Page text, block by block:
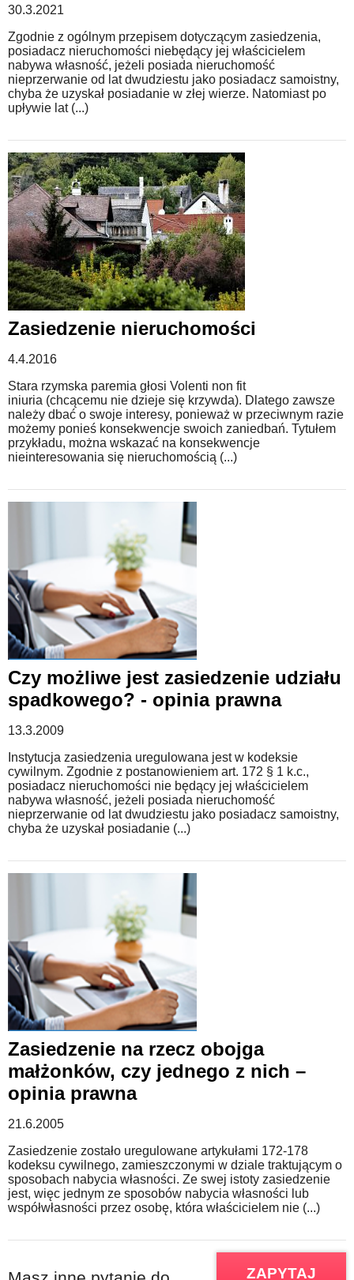
30.3.2021
Zgodnie z ogólnym przepisem dotyczącym zasiedzenia,
posiadacz nieruchomości niebędący jej właścicielem
nabywa własność, jeżeli posiada nieruchomość
nieprzerwanie od lat dwudziestu jako posiadacz samoistny,
chyba że uzyskał posiadanie w złej wierze. Natomiast po
upływie lat (...)
Zasiedzenie nieruchomości
4.4.2016
Stara rzymska paremia głosi Volenti non fit
iniuria (chcącemu nie dzieje się krzywda). Dlatego zawsze
należy dbać o swoje interesy, ponieważ w przeciwnym razie
możemy ponieś konsekwencje swoich zaniedbań. Tytułem
przykładu, można wskazać na konsekwencje
nieinteresowania się nieruchomością (...)
Czy możliwe jest zasiedzenie udziału
spadkowego? - opinia prawna
13.3.2009
Instytucja zasiedzenia uregulowana jest w kodeksie
cywilnym. Zgodnie z postanowieniem art. 172 § 1 k.c.,
posiadacz nieruchomości nie będący jej właścicielem
nabywa własność, jeżeli posiada nieruchomość
nieprzerwanie od lat dwudziestu jako posiadacz samoistny,
chyba że uzyskał posiadanie (...)
Zasiedzenie na rzecz obojga
małżonków, czy jednego z nich –
opinia prawna
21.6.2005
Zasiedzenie zostało uregulowane artykułami 172-178
kodeksu cywilnego, zamieszczonymi w dziale traktującym o
sposobach nabycia własności. Ze swej istoty zasiedzenie
jest, więc jednym ze sposobów nabycia własności lub
współwłasności przez osobę, która właścicielem nie (...)
ZAPYTAJ